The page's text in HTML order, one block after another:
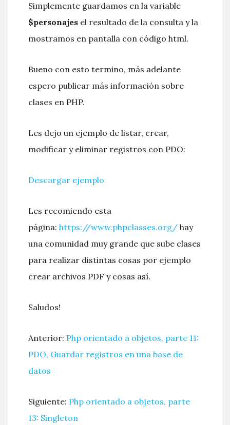
Simplemente guardamos en la variable
$personajes el resultado de la consulta y la
mostramos en pantalla con código html.
Bueno con esto termino, más adelante
espero publicar más información sobre
clases en PHP.
Les dejo un ejemplo de listar, crear,
modificar y eliminar registros con PDO:
Descargar ejemplo
Les recomiendo esta
página: https://www.phpclasses.org/ hay
una comunidad muy grande que sube clases
para realizar distintas cosas por ejemplo
crear archivos PDF y cosas así.
Saludos!
Anterior: Php orientado a objetos, parte 11:
PDO, Guardar registros en una base de
datos
Siguiente: Php orientado a objetos, parte
13: Singleton